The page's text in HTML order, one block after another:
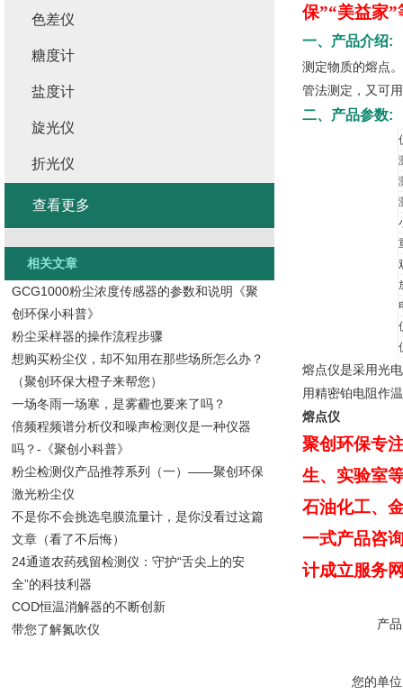
保”“美益家
一、产品介绍:
测定物质的熔点
管法测定，又可
二、产品参数:
熔点仪是采用光
用精密铂电阻作
熔点仪
聚创环保专
生、实验室
石油化工、
一式产品咨
计成立服务
产
您的单
色差仪
糖度计
盐度计
旋光仪
折光仪
查看更多
相关文章
GCG1000粉尘浓度传感器的参数和说明《聚
创环保小科普》
粉尘采样器的操作流程步骤
想购买粉尘仪，却不知用在那些场所怎么办？
（聚创环保大橙子来帮您）
一场冬雨一场寒，是雾霾也要来了吗？
倍频程频谱分析仪和噪声检测仪是一种仪器
吗？-《聚创小科普》
粉尘检测仪产品推荐系列（一）——聚创环保
激光粉尘仪
不是你不会挑选皂膜流量计，是你没看过这篇
文章（看了不后悔）
24通道农药残留检测仪：守护“舌尖上的安
全”的科技利器
COD恒温消解器的不断创新
带您了解氮吹仪